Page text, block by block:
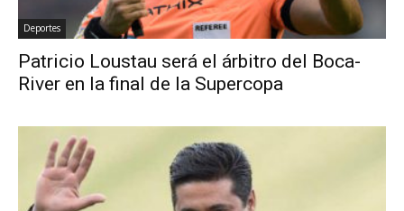
Deportes
Patricio Loustau será el árbitro del Boca-
River en la final de la Supercopa